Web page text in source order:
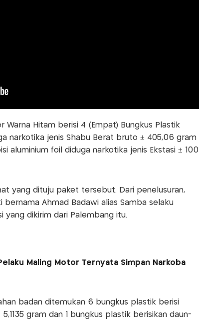
Warna Hitam berisi 4 (Empat) Bungkus Plastik
narkotika jenis Shabu Berat bruto ± 405,06 gram
aluminium foil diduga narkotika jenis Ekstasi ± 100
yang dituju paket tersebut. Dari penelusuran,
Ahmad Badawi alias Samba selaku
yang dikirim dari Palembang itu.
Maling Motor Ternyata Simpan Narkoba
badan ditemukan 6 bungkus plastik berisi
gram dan 1 bungkus plastik berisikan daun-